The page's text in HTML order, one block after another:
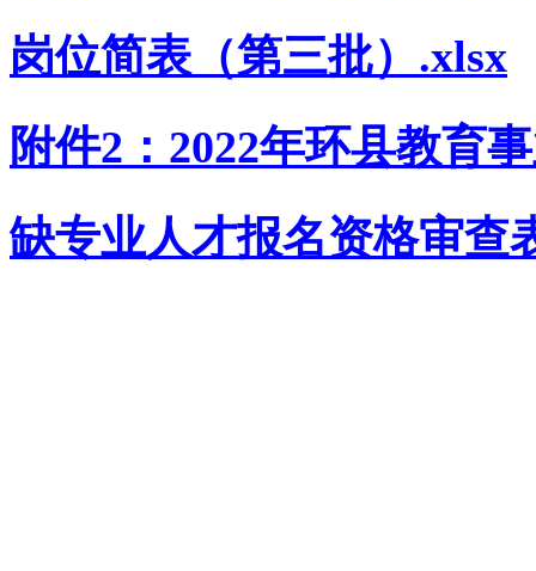
岗位简表（第三批） .xlsx
附件2 ： 2022年环县教育
缺专业人才报名资格审查